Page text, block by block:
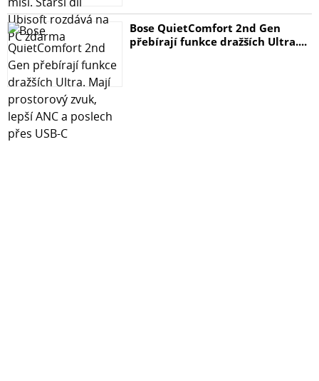
Bose QuietComfort 2nd Gen
přebírají funkce dražších Ultra....